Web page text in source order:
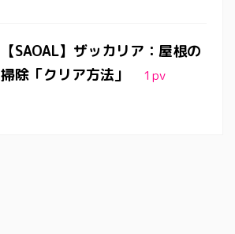
【SAOAL】ザッカリア：屋根の
掃除「クリア方法」
1 pv